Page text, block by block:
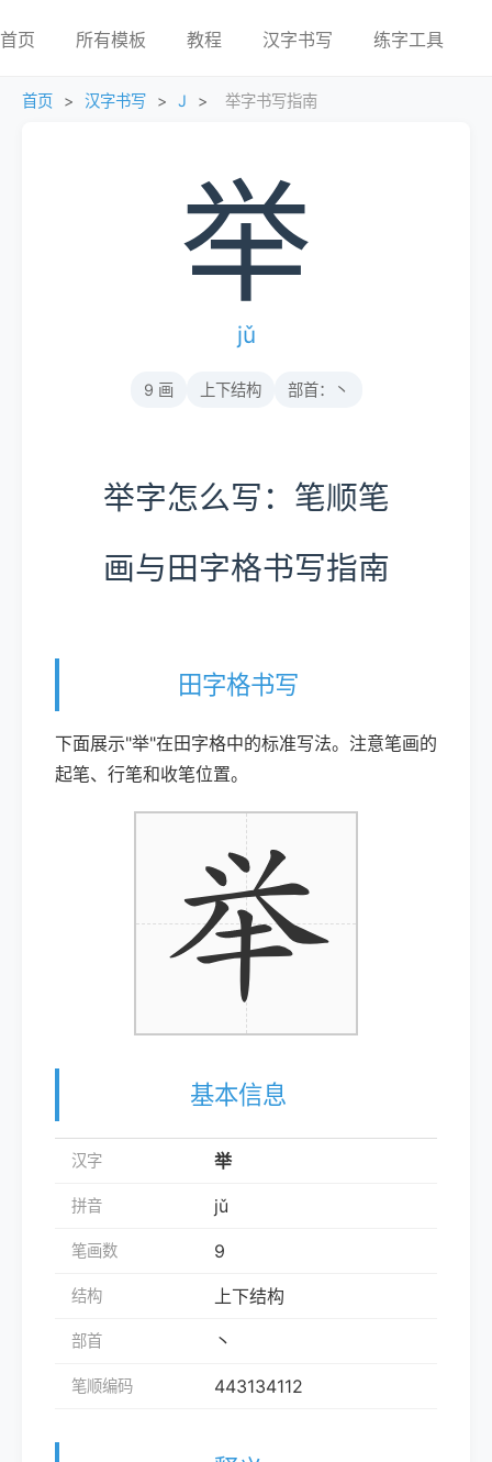
首页 所有模板 教程 汉字书写 练字工具
首页 > 汉字书写 > J > 举字书写指南
举
jǔ
9 画 上下结构 部首：丶
举字怎么写：笔顺笔
画与田字格书写指南
田字格书写
下面展示"举"在田字格中的标准写法。注意笔画的
起笔、行笔和收笔位置。
基本信息
汉字 举
拼音 jǔ
笔画数 9
结构 上下结构
部首 丶
笔顺编码 443134112